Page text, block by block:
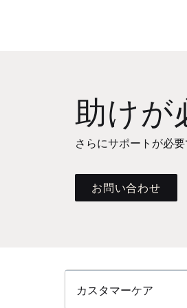
助けが
さらにサポートが必
お問い合わせ
カスタマーケア